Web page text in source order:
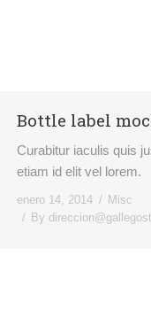
Bottle label
Curabitur iaculis quis
etiam id elit vel lorem.
enero 14, 2014
Misc
By